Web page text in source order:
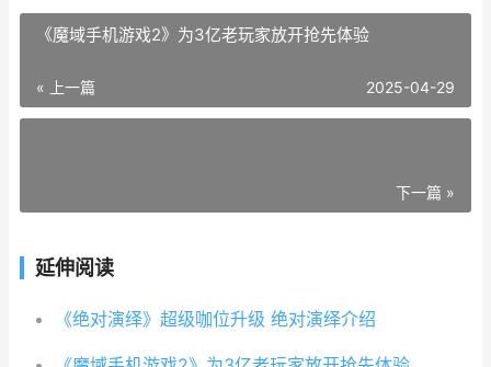
《魔域手机游戏2》为3亿老玩家放开抢先体验
« 上一篇 2025-04-29
下一篇 »
延伸阅读
《绝对演绎》超级咖位升级 绝对演绎介绍